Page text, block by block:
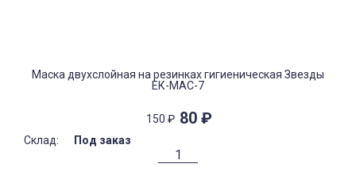
Маска двухслойная на резинках гигиеническая Звезды
ЕК-МАС-7
150 ₽ 80 ₽
Склад: Под заказ